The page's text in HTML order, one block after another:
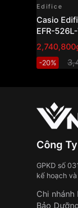
Edifice
Casio
EFR-
-20%
Công
GPKD số
kế hoạch
Chi nhánh
Bảo